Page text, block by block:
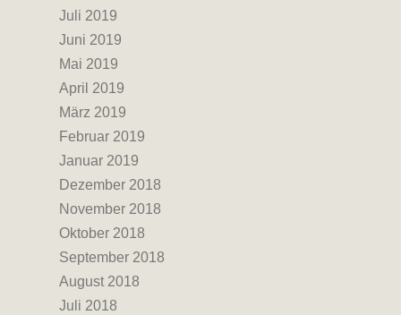
Juli 2019
Juni 2019
Mai 2019
April 2019
März 2019
Februar 2019
Januar 2019
Dezember 2018
November 2018
Oktober 2018
September 2018
August 2018
Juli 2018